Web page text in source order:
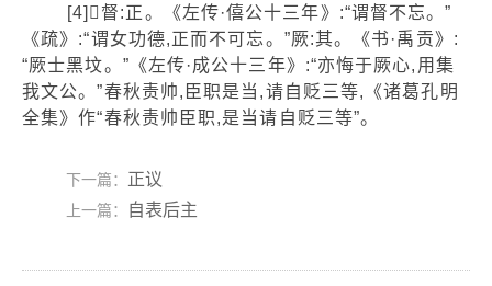
[4]督:正。《左传·僖公十三年》:“谓督不忘。”
《疏》:“谓女功德,正而不可忘。”厥:其。《书·禹贡》:
“厥士黑坟。”《左传·成公十三年》:“亦悔于厥心,用集
我文公。”春秋责帅,臣职是当,请自贬三等,《诸葛孔明
全集》作“春秋责帅臣职,是当请自贬三等”。
下一篇： 正议
上一篇： 自表后主